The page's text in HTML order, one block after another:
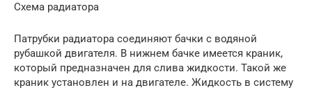
Схема радиатора
Патрубки радиатора соединяют бачки с водяной
рубашкой двигателя. В нижнем бачке имеется краник,
который предназначен для слива жидкости. Такой же
краник установлен и на двигателе. Жидкость в систему